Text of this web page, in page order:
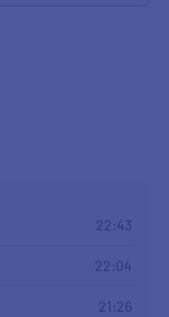
22:43
22:04
21:26